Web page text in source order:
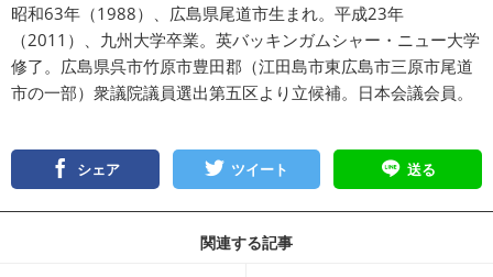
昭和63年（1988）、広島県尾道市生まれ。平成23年
（2011）、九州大学卒業。英バッキンガムシャー・ニュー大学
修了。広島県呉市竹原市豊田郡（江田島市東広島市三原市尾道
市の一部）衆議院議員選出第五区より立候補。日本会議会員。
シェア ツイート 送る
関連する記事